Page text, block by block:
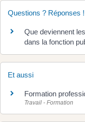
Questions ? Réponses !
Que deviennent
dans la fonction
Et aussi
Formation
Travail - Formation